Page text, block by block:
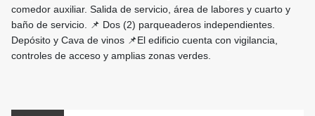
comedor auxiliar. Salida de servicio, área de labores y cuarto y
baño de servicio. 📌 Dos (2) parqueaderos independientes.
Depósito y Cava de vinos 📌El edificio cuenta con vigilancia,
controles de acceso y amplias zonas verdes.